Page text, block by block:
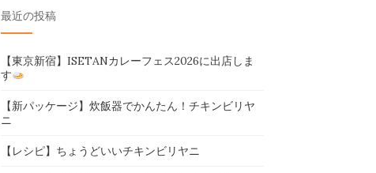
最近の投稿
【東京新宿】ISETANカレーフェス2026に出店しま
す
【新パッケージ】炊飯器でかんたん！チキンビリヤ
ニ
【レシピ】ちょうどいいチキンビリヤニ